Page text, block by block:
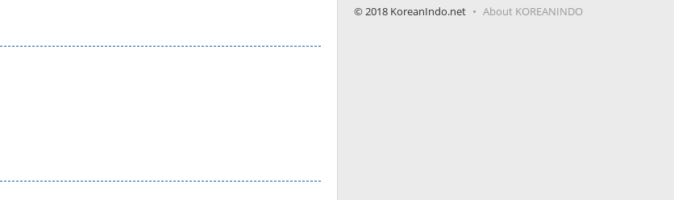
© 2018 KoreanIndo.net About KOREANINDO